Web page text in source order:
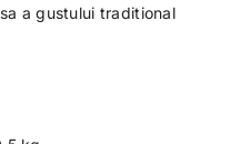
a gustului traditional